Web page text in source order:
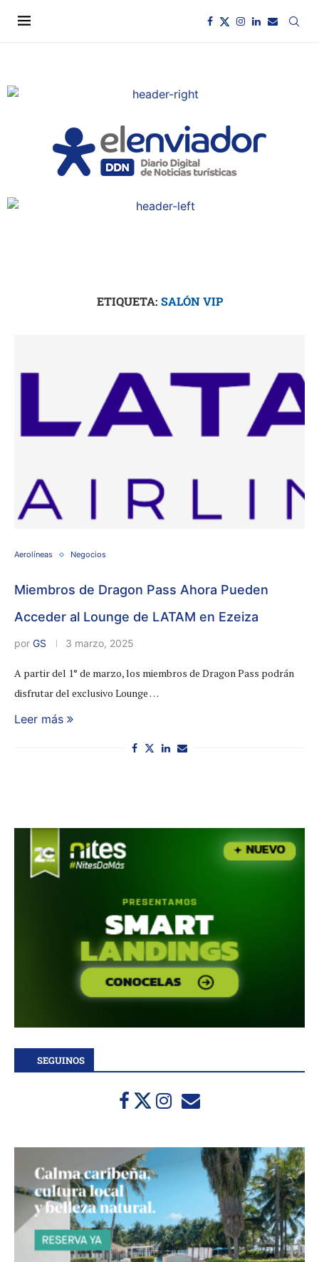
ETIQUETA: SALÓN VIP
Aerolíneas Negocios
Miembros de Dragon Pass Ahora Pueden
Acceder al Lounge de LATAM en Ezeiza
por GS 3 marzo, 2025
A partir del 1° de marzo, los miembros de Dragon Pass podrán
disfrutar del exclusivo Lounge …
Leer más
SEGUINOS